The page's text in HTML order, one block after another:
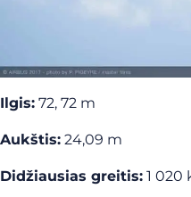
Ilgis: 72, 72 m
Aukštis: 24,09 m
Didžiausias greitis: 1 020